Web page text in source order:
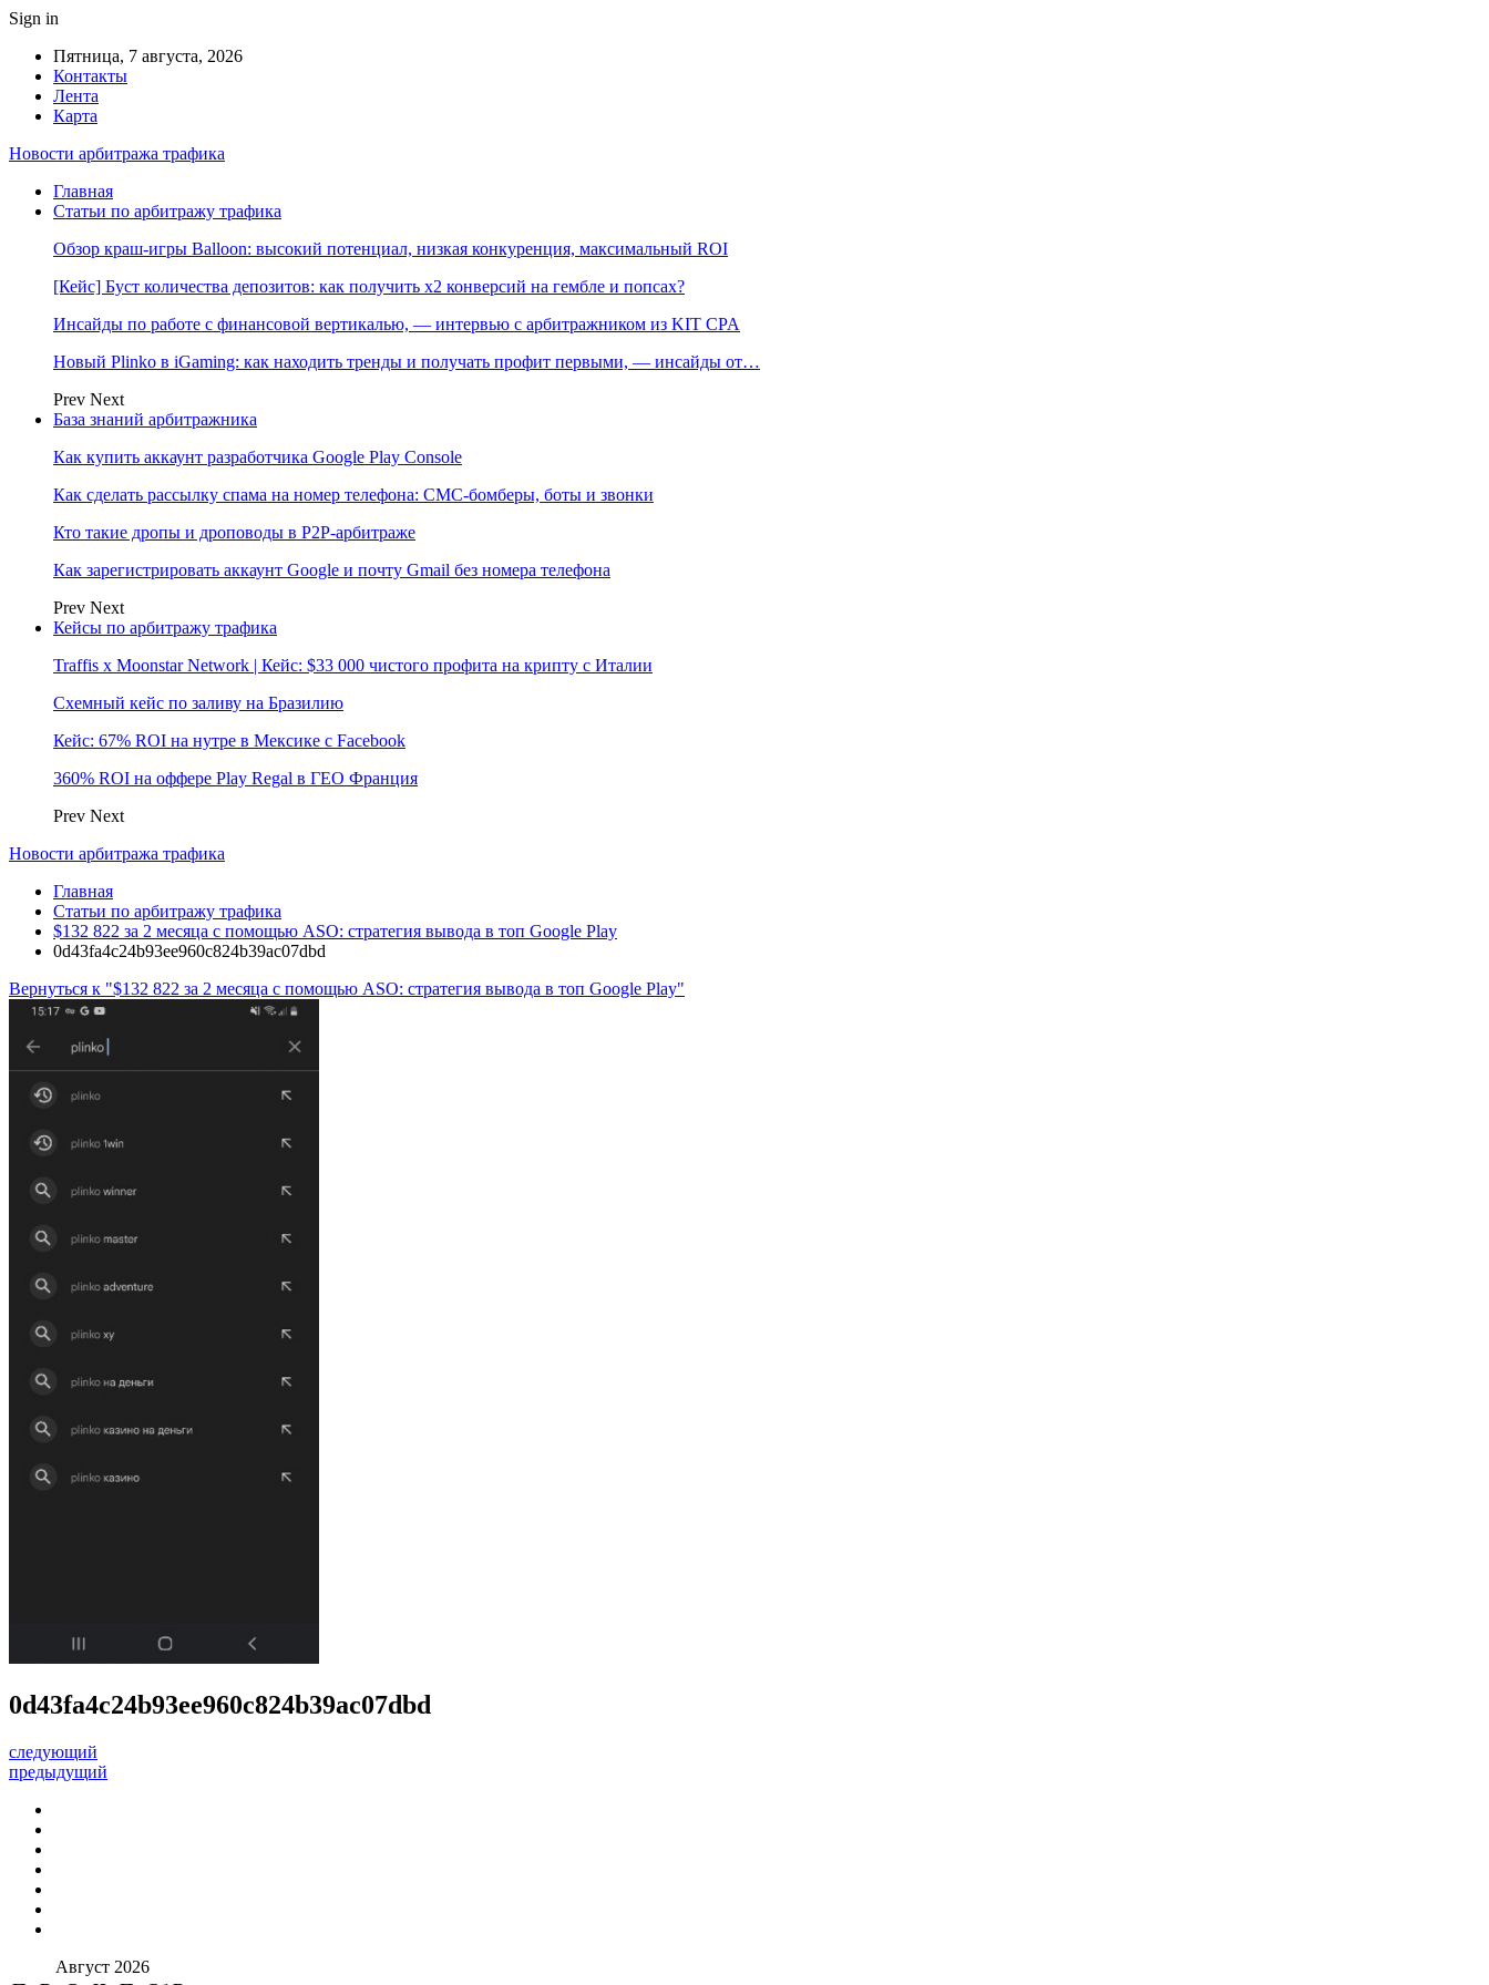
Sign in
Пятница, 7 августа, 2026
Контакты
Лента
Карта
Новости арбитража трафика
Главная
Статьи по арбитражу трафика
Обзор краш-игры Balloon: высокий потенциал, низкая конкуренция, максимальный ROI
[Кейс] Буст количества депозитов: как получить х2 конверсий на гембле и попсах?
Инсайды по работе с финансовой вертикалью, — интервью с арбитражником из KIT CPA
Новый Plinko в iGaming: как находить тренды и получать профит первыми, — инсайды от…
Prev Next
База знаний арбитражника
Как купить аккаунт разработчика Google Play Console
Как сделать рассылку спама на номер телефона: СМС-бомберы, боты и звонки
Кто такие дропы и дроповоды в P2P-арбитраже
Как зарегистрировать аккаунт Google и почту Gmail без номера телефона
Prev Next
Кейсы по арбитражу трафика
Traffis x Moonstar Network | Кейс: $33 000 чистого профита на крипту с Италии
Схемный кейс по заливу на Бразилию
Кейс: 67% ROI на нутре в Мексике с Facebook
360% ROI на оффере Play Regal в ГЕО Франция
Prev Next
Новости арбитража трафика
Главная
Статьи по арбитражу трафика
$132 822 за 2 месяца с помощью ASO: стратегия вывода в топ Google Play
0d43fa4c24b93ee960c824b39ac07dbd
Вернуться к "$132 822 за 2 месяца с помощью ASO: стратегия вывода в топ Google Play"
0d43fa4c24b93ee960c824b39ac07dbd
следующий
предыдущий
Август 2026